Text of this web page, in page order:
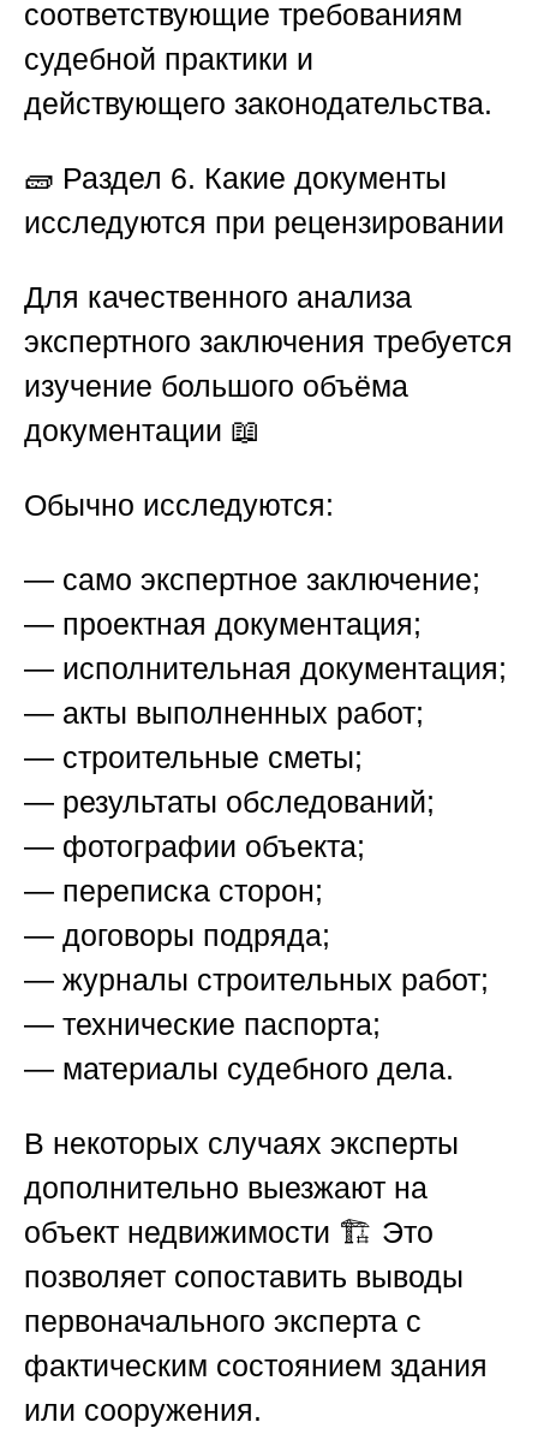
соответствующие требованиям
судебной практики и
действующего законодательства.
🧱 Раздел 6. Какие документы
исследуются при рецензировании
Для качественного анализа
экспертного заключения требуется
изучение большого объёма
документации 📖
Обычно исследуются:
— само экспертное заключение;
— проектная документация;
— исполнительная документация;
— акты выполненных работ;
— строительные сметы;
— результаты обследований;
— фотографии объекта;
— переписка сторон;
— договоры подряда;
— журналы строительных работ;
— технические паспорта;
— материалы судебного дела.
В некоторых случаях эксперты
дополнительно выезжают на
объект недвижимости 🏗️ Это
позволяет сопоставить выводы
первоначального эксперта с
фактическим состоянием здания
или сооружения.